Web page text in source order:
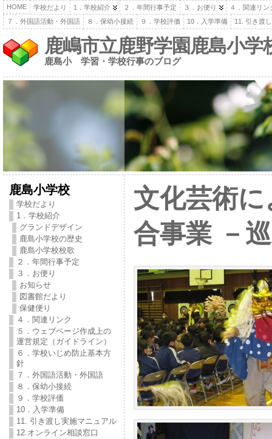
HOME 学校だより 1．学校紹介 ２．年間行事予定 ３．お便り
４．関連リン
７．外国語活動・外国語
８．保幼小接続 ９．学校評価 10．入学準備 11. 引き渡
鹿嶋市立鹿野学園鹿島小学
鹿島小 学習・学校行事のブログ
鹿島小学校
学校だより
1．学校紹介
グランドデザイン
鹿島小学校の歴史
鹿島小学校校歌
２．年間行事予定
３．お便り
お知らせ
図書館だより
保健便り
４．関連リンク
５．ウェブページ作成上の
運営規定（ガイドライン）
６．学校いじめ防止基本方
針
７．外国語活動・外国語
８．保幼小接続
９．学校評価
10．入学準備
11. 引き渡し実施マニュアル
12.オンライン相談窓口
文化芸術
合事業 －